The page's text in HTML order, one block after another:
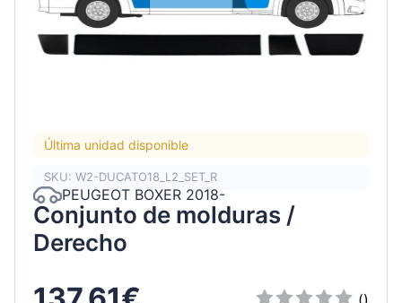
Última unidad disponible
SKU: W2-DUCATO18_L2_SET_R
PEUGEOT BOXER 2018-
Conjunto de molduras /
Derecho
()